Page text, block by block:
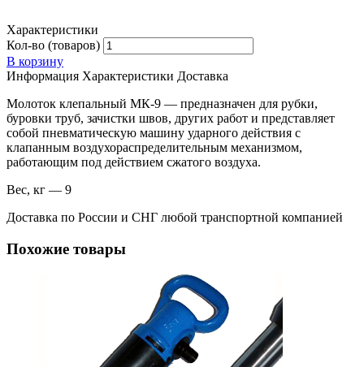
Характеристики
Кол-во (товаров)
В корзину
Информация Характеристики Доставка
Молоток клепальный МК-9 — предназначен для рубки,
буровки труб, зачистки швов, других работ и представляет
собой пневматическую машину ударного действия с
клапанным воздухораспределительным механизмом,
работающим под действием сжатого воздуха.
Вес, кг — 9
Доставка по России и СНГ любой транспортной компанией
Похожие товары